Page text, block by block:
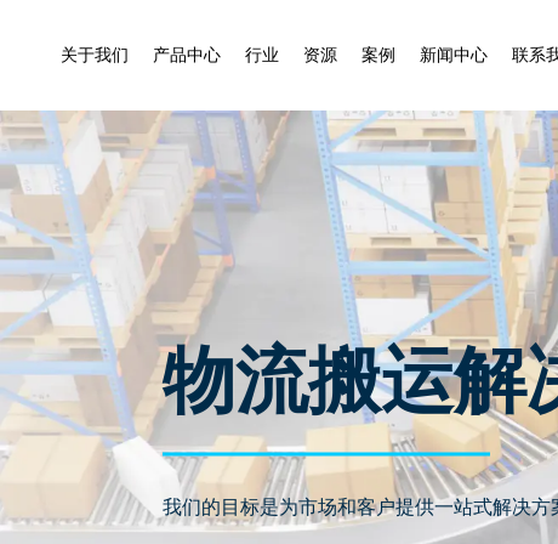
关于我们 产品中心 行业 资源 案例 新闻中心 联系
物流搬运解
我们的目标是为市场和客户提供一站式解决方